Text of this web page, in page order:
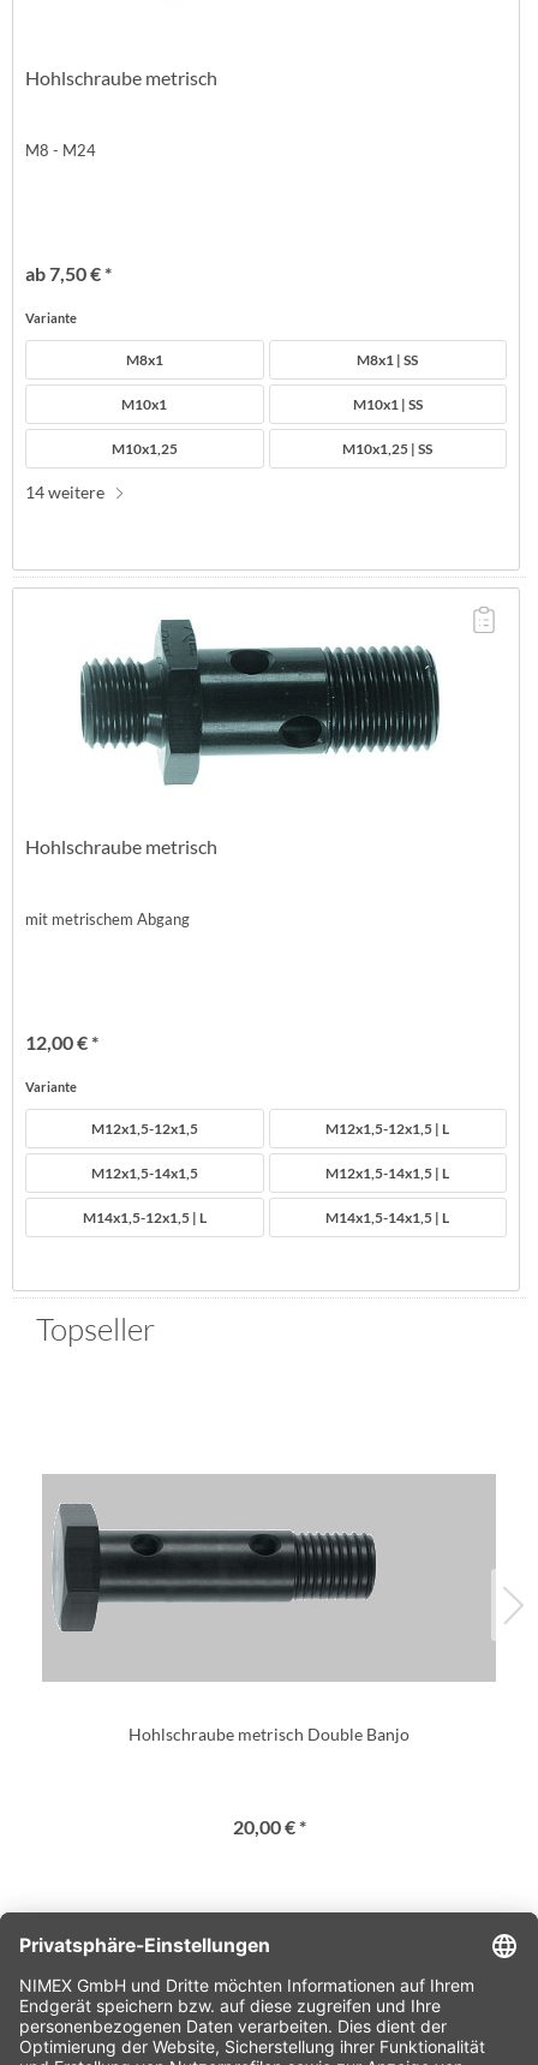
Hohlschraube metrisch
M8 - M24
ab 7,50 € *
Variante
M8x1 M8x1 | SS
M10x1 M10x1 | SS
M10x1,25 M10x1,25 | SS
14 weitere
Hohlschraube metrisch
mit metrischem Abgang
12,00 € *
Variante
M12x1,5-12x1,5 M12x1,5-12x1,5 | L
M12x1,5-14x1,5 M12x1,5-14x1,5 | L
M14x1,5-12x1,5 | L M14x1,5-14x1,5 | L
Topseller
Hohlschraube metrisch Double Banjo
20,00 € *
SERVICE HOTLINE
SHOP SERVICE